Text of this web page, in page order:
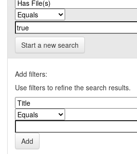
Start a new search
Add filters:
Use filters to refine the search results.